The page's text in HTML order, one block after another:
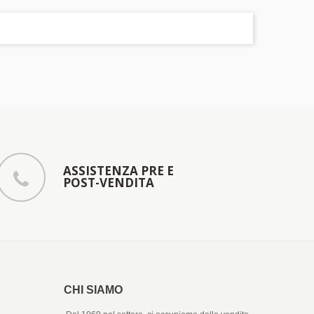
ASSISTENZA PRE E
POST-VENDITA
CHI SIAMO